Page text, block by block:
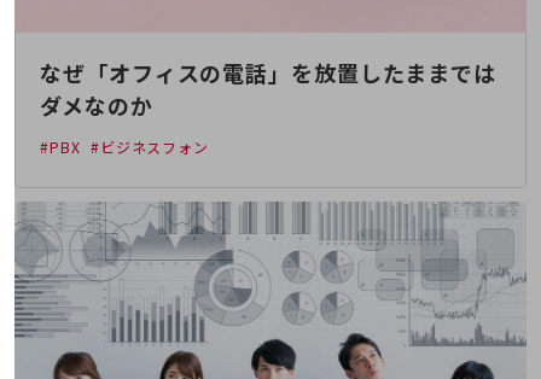
会社案内パンフレット
ニュースルームTOP
ニュースリリース
重要なお知らせ
お知らせ
社外からの評価実績
サステナビリティ
サステナビリティTOP
なぜ「オフィスの電話」を放置したままでは
ダメなのか
#PBX #ビジネスフォン